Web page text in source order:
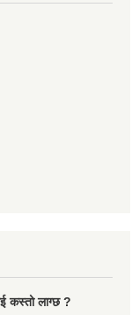
कस्तो लाग्छ ?